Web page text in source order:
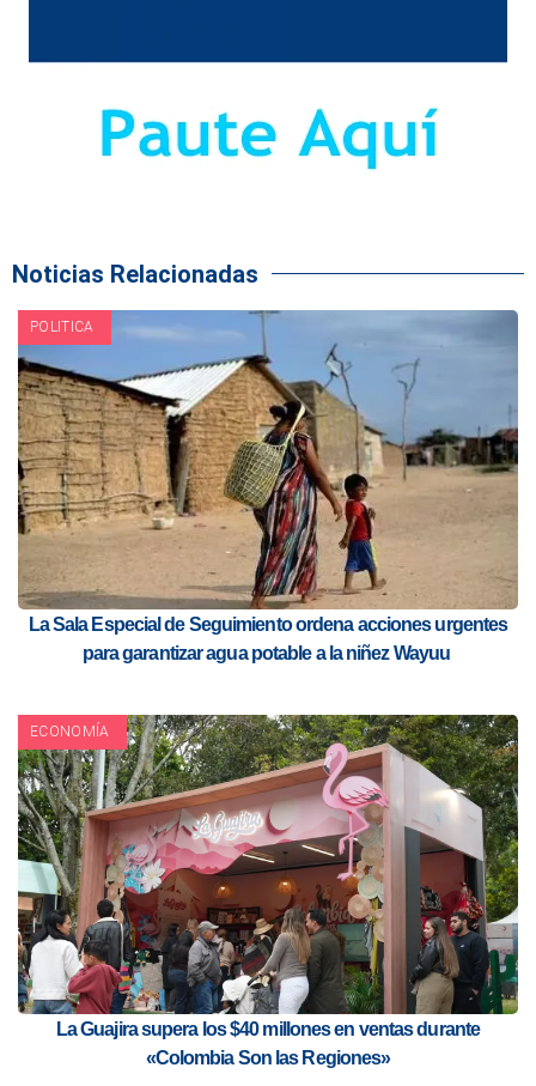
Noticias Relacionadas
POLITICA
La Sala Especial de Seguimiento ordena acciones urgentes
para garantizar agua potable a la niñez Wayuu
ECONOMÍA
La Guajira supera los $40 millones en ventas durante
«Colombia Son las Regiones»